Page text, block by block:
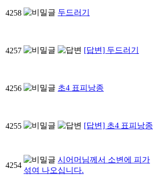
4258 두드러기
4257 [답변] 두드러기
4256 초4 표피낭종
4255 [답변] 초4 표피낭종
4254
시어머님께서 소변에 피가
섞여 나오십니다.